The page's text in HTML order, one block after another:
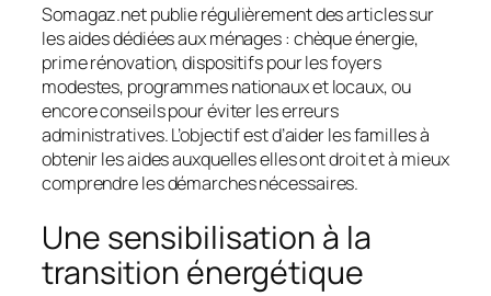
Somagaz.net publie régulièrement des articles sur
les aides dédiées aux ménages : chèque énergie,
prime rénovation, dispositifs pour les foyers
modestes, programmes nationaux et locaux, ou
encore conseils pour éviter les erreurs
administratives. L’objectif est d’aider les familles à
obtenir les aides auxquelles elles ont droit et à mieux
comprendre les démarches nécessaires.
Une sensibilisation à la
transition énergétique